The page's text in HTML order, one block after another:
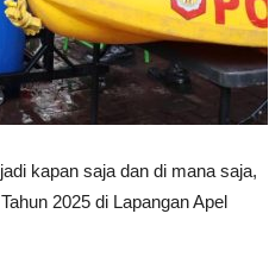
kapan saja dan di mana saja,
2025 di Lapangan Apel